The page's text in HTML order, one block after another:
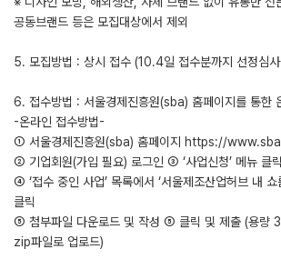
공동브랜드 등은 모집대상에서 제외
5. 모집방법 : 상시 접수 (10.4일 접수분까지 선정심
6. 접수방법 : 서울경제진흥원(sba) 홈페이지를 통한
-온라인 접수방법-
① 서울경제진흥원(sba) 홈페이지 https://
② 기업회원(가입 필요) 로그인 ③ ‘사업신청’ 메뉴 클릭
④ ‘접수 중인 사업’ 목록에서 ‘서울제조산업허브 내 쇼
클릭
⑤ 첨부파일 다운로드 및 작성 ⑤ 클릭 및 제출 (용량
zip파일로 업로드)